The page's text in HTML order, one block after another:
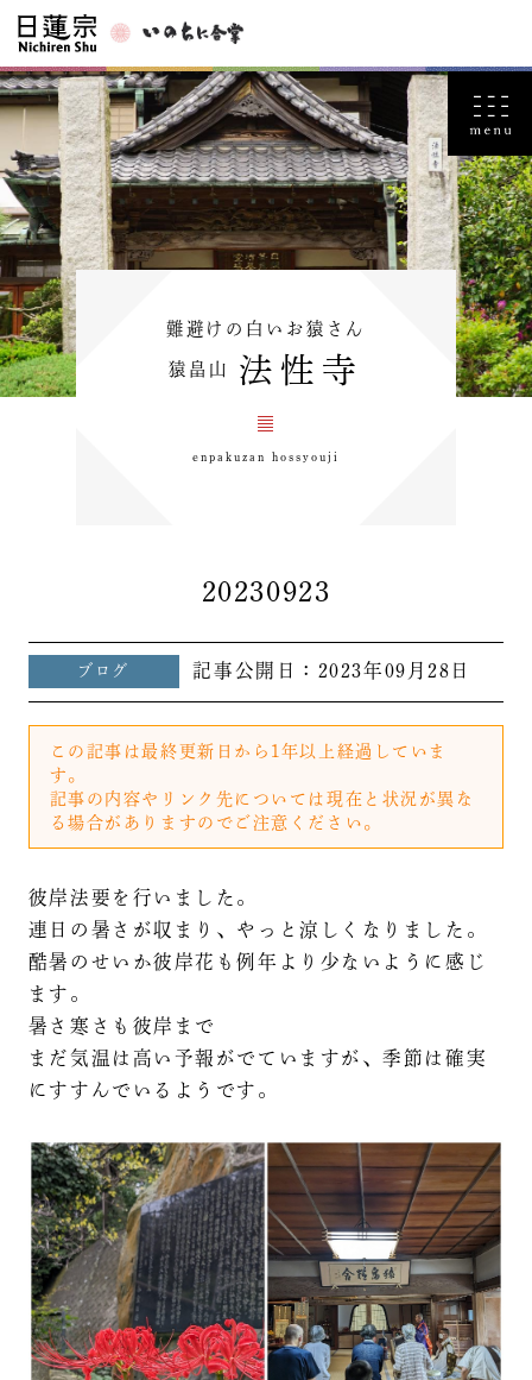
難避けの白いお猿さん
猿畠山 法性寺
enpakuzan hossyouji
20230923
ブログ 記事公開日： 2023年09月28日
この記事は最終更新日から1年以上経過していま
す。
記事の内容やリンク先については現在と状況が異な
る場合がありますのでご注意ください。
彼岸法要を行いました。
連日の暑さが収まり、やっと涼しくなりました。
酷暑のせいか彼岸花も例年より少ないように感じ
ます。
暑さ寒さも彼岸まで
まだ気温は高い予報がでていますが、季節は確実
にすすんでいるようです。